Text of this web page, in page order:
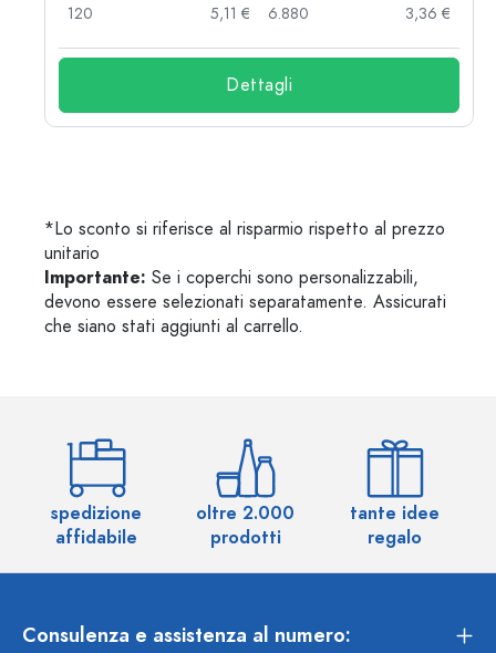
120
5,11 €
6.880
3,36 €
Dettagli
*Lo sconto si riferisce al risparmio rispetto al prezzo
unitario
Importante: Se i coperchi sono personalizzabili,
devono essere selezionati separatamente. Assicurati
che siano stati aggiunti al carrello.
spedizione
affidabile
oltre 2.000
prodotti
tante idee
regalo
Consulenza e assistenza al numero: